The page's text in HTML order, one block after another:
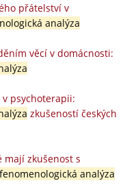
přátelství v
analýza
věcí v domácnosti:
psychoterapii:
zkušeností českých
mají zkušenost s
analýza